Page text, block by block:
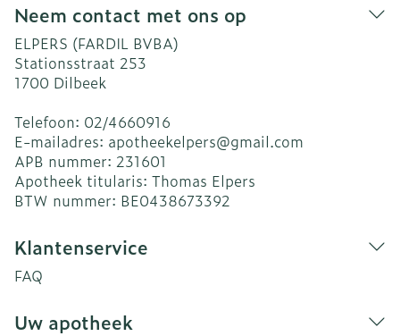
Neem contact met ons op
ELPERS (FARDIL BVBA)
Stationsstraat 253
1700 Dilbeek
Telefoon: 02/4660916
E-mailadres: apotheekelpers@gmail.com
APB nummer: 231601
Apotheek titularis: Thomas Elpers
BTW nummer: BE0438673392
Klantenservice
FAQ
Uw apotheek